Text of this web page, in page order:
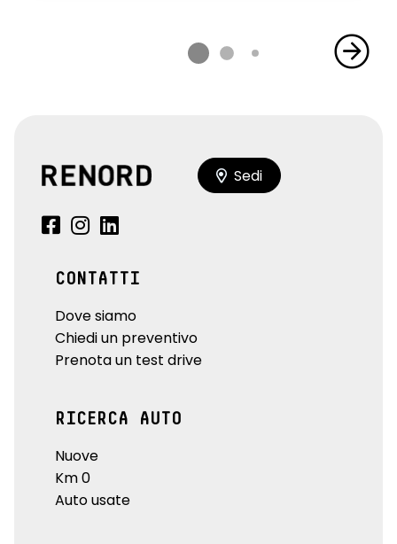
Sedi
CONTATTI
Dove siamo
Chiedi un preventivo
Prenota un test drive
RICERCA AUTO
Nuove
Km 0
Auto usate